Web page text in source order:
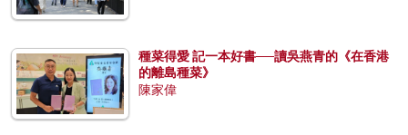
種菜得愛 記一本好書──讀吳燕青的《在香港
的離島種菜》
陳家偉